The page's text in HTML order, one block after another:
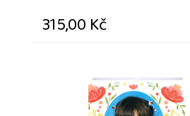
315,00 Kč